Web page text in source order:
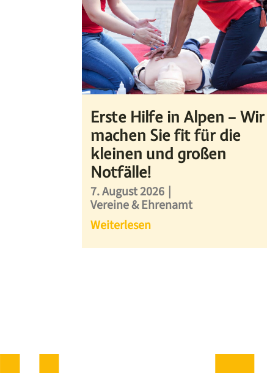
Erste Hilfe in Alpen – Wir
machen Sie fit für die
kleinen und großen
Notfälle!
7. August 2026 |
Vereine & Ehrenamt
Weiterlesen